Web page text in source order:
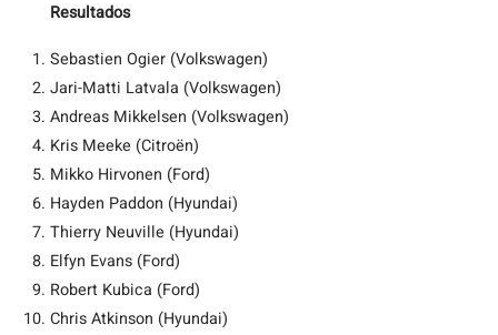
Resultados
Sebastien Ogier (Volkswagen)
Jari-Matti Latvala (Volkswagen)
Andreas Mikkelsen (Volkswagen)
Kris Meeke (Citroën)
Mikko Hirvonen (Ford)
Hayden Paddon (Hyundai)
Thierry Neuville (Hyundai)
Elfyn Evans (Ford)
Robert Kubica (Ford)
Chris Atkinson (Hyundai)